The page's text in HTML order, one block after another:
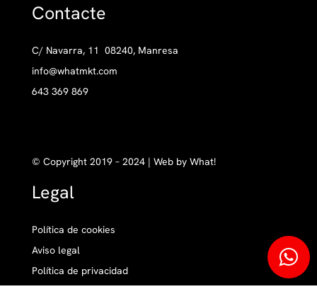
Contacte
C/ Navarra, 11 08240, Manresa
info@whatmkt.com
643 369 869
Legal
Política de cookies
Aviso legal
Política de privacidad
© Copyright 2019 – 2024 | Web by What!